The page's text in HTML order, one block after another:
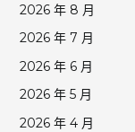
2026 年 8 月
2026 年 7 月
2026 年 6 月
2026 年 5 月
2026 年 4 月